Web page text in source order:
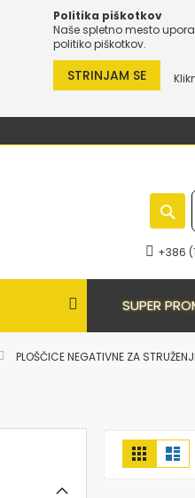
Politika piškotkov
Naše spletno mesto
politiko piškotkov.
STRINJAM SE
+386
SUPER
PLOŠČICE NEGATIVNE ZA
Prikaži
kot
Mreža